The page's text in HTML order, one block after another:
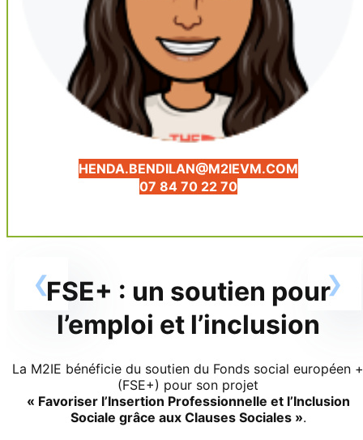
HENDA.BENDILAN@M2IEVM.COM
07 84 70 22 70
FSE+ : un soutien pour
l’emploi et l’inclusion
La M2IE bénéficie du soutien du Fonds social européen +
(FSE+) pour son projet
« Favoriser l’Insertion Professionnelle et l’Inclusion
Sociale grâce aux Clauses Sociales ».